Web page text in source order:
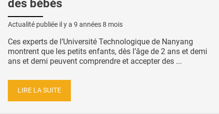
des bébés
Actualité publiée il y a 9 années 8 mois
Ces experts de l’Université Technologique de Nanyang
montrent que les petits enfants, dès l’âge de 2 ans et demi
ans et demi peuvent comprendre et accepter des ...
LIRE LA SUITE